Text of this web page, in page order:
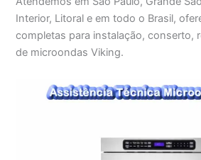
Interior, Litoral e em todo o Brasil,
completas para instalação, conserto,
de microondas Viking.